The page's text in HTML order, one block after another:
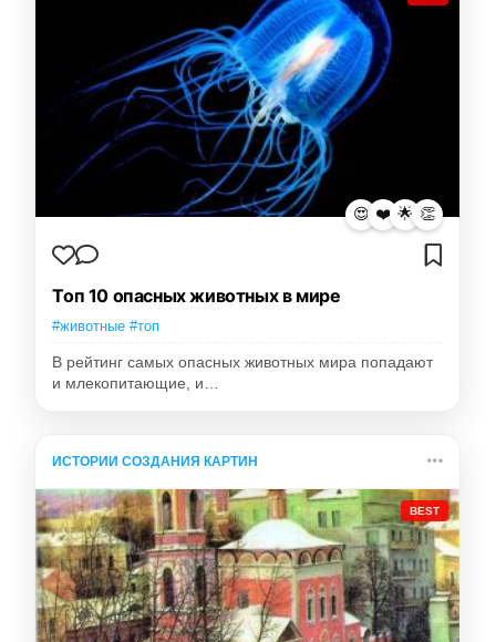
😍 ❤️ 🌟 👏
Топ 10 опасных животных в мире
#животные #топ
В рейтинг самых опасных животных мира попадают
и млекопитающие, и…
ИСТОРИИ СОЗДАНИЯ КАРТИН
BEST